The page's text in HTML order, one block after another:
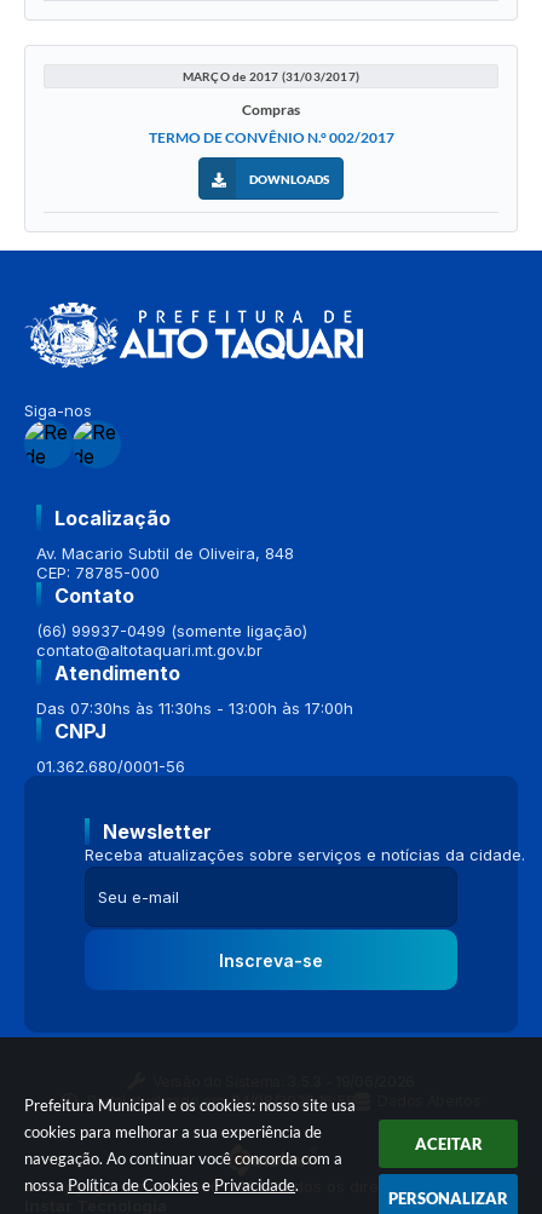
Prefeitura Municipal e os cookies: nosso site usa
cookies para melhorar a sua experiência de
navegação. Ao continuar você concorda com a
nossa Política de Cookies e Privacidade.
ACEITAR
PERSONALIZAR
MARÇO de 2017 (31/03/2017)
Compras
TERMO DE CONVÊNIO N.° 002/2017
DOWNLOADS
Siga-nos
Localização
Av. Macario Subtil de Oliveira, 848
CEP: 78785-000
Contato
(66) 99937-0499 (somente ligação)
contato@altotaquari.mt.gov.br
Atendimento
Das 07:30hs às 11:30hs - 13:00h às 17:00h
CNPJ
01.362.680/0001-56
Newsletter
Receba atualizações sobre serviços e notícias da cidade.
Inscreva-se
Portal atualizado em:04/08/2026 16:58
© Copyright Instar - 2006-2026. Todos os direitos reservados -